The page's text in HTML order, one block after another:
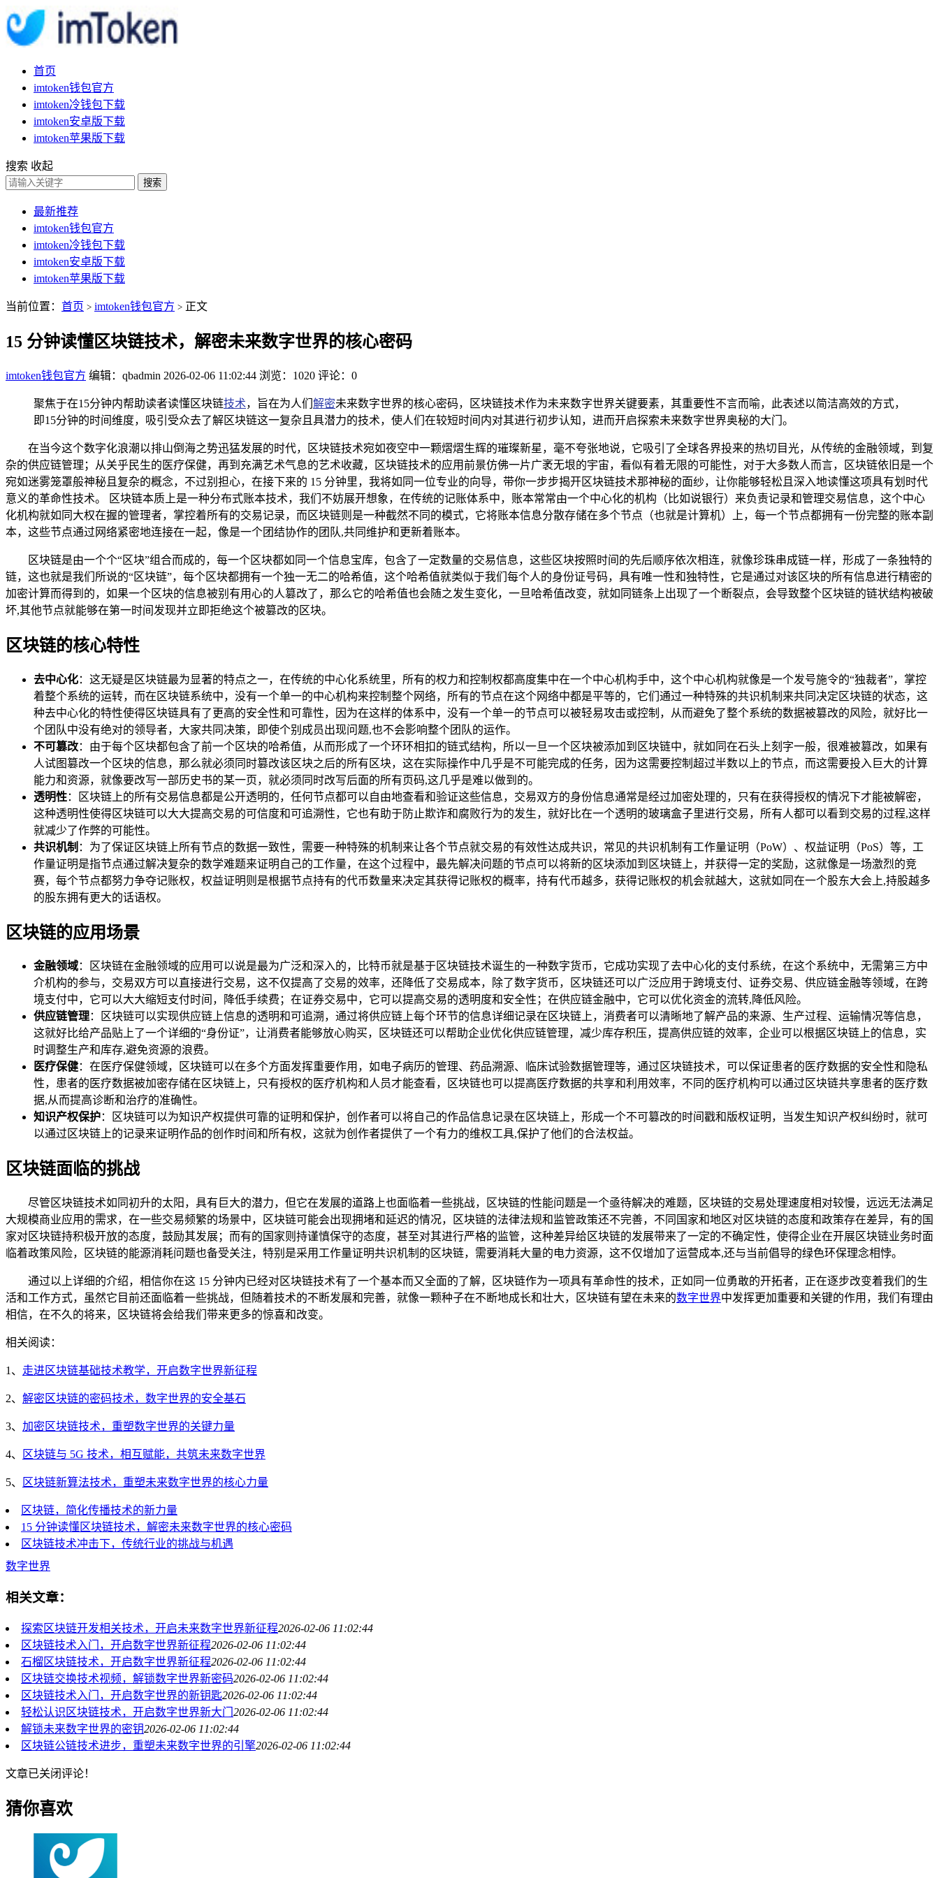
首页
imtoken钱包官方
imtoken冷钱包下载
imtoken安卓版下载
imtoken苹果版下载
搜索 收起
搜索
最新推荐
imtoken钱包官方
imtoken冷钱包下载
imtoken安卓版下载
imtoken苹果版下载
当前位置： 首页 > imtoken钱包官方 > 正文
15 分钟读懂区块链技术，解密未来数字世界的核心密码
imtoken钱包官方 编辑：qbadmin 2026-02-06 11:02:44 浏览：1020 评论：0
聚焦于在15分钟内帮助读者读懂区块链技术，旨在为人们 解密未来数字世界的核心密码，区块链技术作为未来数字世界关键要素，其重要性不言而喻，此表述以简洁高效的方式，
即15分钟的时间维度，吸引受众去了解区块链这一复杂且具潜力的技术，使人们在较短时间内对其进行初步认知，进而开启探索未来数字世界奥秘的大门。
在当今这个数字化浪潮以排山倒海之势迅猛发展的时代，区块链技术宛如夜空中一颗熠熠生辉的璀璨新星，毫不夸张地说，它吸引了全球各界投来的热切目光，从传统的金融领域，到复
杂的供应链管理；从关乎民生的医疗保健，再到充满艺术气息的艺术收藏，区块链技术的应用前景仿佛一片广袤无垠的宇宙，看似有着无限的可能性，对于大多数人而言，区块链依旧是一个
宛如迷雾笼罩般神秘且复杂的概念，不过别担心，在接下来的 15 分钟里，我将如同一位专业的向导，带你一步步揭开区块链技术那神秘的面纱，让你能够轻松且深入地读懂这项具有划时代
意义的革命性技术。 区块链本质上是一种分布式账本技术，我们不妨展开想象，在传统的记账体系中，账本常常由一个中心化的机构（比如说银行）来负责记录和管理交易信息，这个中心
化机构就如同大权在握的管理者，掌控着所有的交易记录，而区块链则是一种截然不同的模式，它将账本信息分散存储在多个节点（也就是计算机）上，每一个节点都拥有一份完整的账本副
本，这些节点通过网络紧密地连接在一起，像是一个团结协作的团队,共同维护和更新着账本。
区块链是由一个个“区块”组合而成的，每一个区块都如同一个信息宝库，包含了一定数量的交易信息，这些区块按照时间的先后顺序依次相连，就像珍珠串成链一样，形成了一条独特的
链，这也就是我们所说的“区块链”，每个区块都拥有一个独一无二的哈希值，这个哈希值就类似于我们每个人的身份证号码，具有唯一性和独特性，它是通过对该区块的所有信息进行精密的
加密计算而得到的，如果一个区块的信息被别有用心的人篡改了，那么它的哈希值也会随之发生变化，一旦哈希值改变，就如同链条上出现了一个断裂点，会导致整个区块链的链状结构被破
坏,其他节点就能够在第一时间发现并立即拒绝这个被篡改的区块。
区块链的核心特性
去中心化：这无疑是区块链最为显著的特点之一，在传统的中心化系统里，所有的权力和控制权都高度集中在一个中心机构手中，这个中心机构就像是一个发号施令的“独裁者”，掌控
着整个系统的运转，而在区块链系统中，没有一个单一的中心机构来控制整个网络，所有的节点在这个网络中都是平等的，它们通过一种特殊的共识机制来共同决定区块链的状态，这
种去中心化的特性使得区块链具有了更高的安全性和可靠性，因为在这样的体系中，没有一个单一的节点可以被轻易攻击或控制，从而避免了整个系统的数据被篡改的风险，就好比一
个团队中没有绝对的领导者，大家共同决策，即使个别成员出现问题,也不会影响整个团队的运作。
不可篡改：由于每个区块都包含了前一个区块的哈希值，从而形成了一个环环相扣的链式结构，所以一旦一个区块被添加到区块链中，就如同在石头上刻字一般，很难被篡改，如果有
人试图篡改一个区块的信息，那么就必须同时篡改该区块之后的所有区块，这在实际操作中几乎是不可能完成的任务，因为这需要控制超过半数以上的节点，而这需要投入巨大的计算
能力和资源，就像要改写一部历史书的某一页，就必须同时改写后面的所有页码,这几乎是难以做到的。
透明性：区块链上的所有交易信息都是公开透明的，任何节点都可以自由地查看和验证这些信息，交易双方的身份信息通常是经过加密处理的，只有在获得授权的情况下才能被解密，
这种透明性使得区块链可以大大提高交易的可信度和可追溯性，它也有助于防止欺诈和腐败行为的发生，就好比在一个透明的玻璃盒子里进行交易，所有人都可以看到交易的过程,这样
就减少了作弊的可能性。
共识机制 ：为了保证区块链上所有节点的数据一致性，需要一种特殊的机制来让各个节点就交易的有效性达成共识，常见的共识机制有工作量证明（PoW）、权益证明（PoS）等，工
作量证明是指节点通过解决复杂的数学难题来证明自己的工作量，在这个过程中，最先解决问题的节点可以将新的区块添加到区块链上，并获得一定的奖励，这就像是一场激烈的竞
赛，每个节点都努力争夺记账权，权益证明则是根据节点持有的代币数量来决定其获得记账权的概率，持有代币越多，获得记账权的机会就越大，这就如同在一个股东大会上,持股越多
的股东拥有更大的话语权。
区块链的应用场景
金融领域：区块链在金融领域的应用可以说是最为广泛和深入的，比特币就是基于区块链技术诞生的一种数字货币，它成功实现了去中心化的支付系统，在这个系统中，无需第三方中
介机构的参与，交易双方可以直接进行交易，这不仅提高了交易的效率，还降低了交易成本，除了数字货币，区块链还可以广泛应用于跨境支付、证券交易、供应链金融等领域，在跨
境支付中，它可以大大缩短支付时间，降低手续费；在证券交易中，它可以提高交易的透明度和安全性；在供应链金融中，它可以优化资金的流转,降低风险。
供应链管理：区块链可以实现供应链上信息的透明和可追溯，通过将供应链上每个环节的信息详细记录在区块链上，消费者可以清晰地了解产品的来源、生产过程、运输情况等信息，
这就好比给产品贴上了一个详细的“身份证”，让消费者能够放心购买，区块链还可以帮助企业优化供应链管理，减少库存积压，提高供应链的效率，企业可以根据区块链上的信息，实
时调整生产和库存,避免资源的浪费。
医疗保健：在医疗保健领域，区块链可以在多个方面发挥重要作用，如电子病历的管理、药品溯源、临床试验数据管理等，通过区块链技术，可以保证患者的医疗数据的安全性和隐私
性，患者的医疗数据被加密存储在区块链上，只有授权的医疗机构和人员才能查看，区块链也可以提高医疗数据的共享和利用效率，不同的医疗机构可以通过区块链共享患者的医疗数
据,从而提高诊断和治疗的准确性。
知识产权保护：区块链可以为知识产权提供可靠的证明和保护，创作者可以将自己的作品信息记录在区块链上，形成一个不可篡改的时间戳和版权证明，当发生知识产权纠纷时，就可
以通过区块链上的记录来证明作品的创作时间和所有权，这就为创作者提供了一个有力的维权工具,保护了他们的合法权益。
区块链面临的挑战
尽管区块链技术如同初升的太阳，具有巨大的潜力，但它在发展的道路上也面临着一些挑战，区块链的性能问题是一个亟待解决的难题，区块链的交易处理速度相对较慢，远远无法满足
大规模商业应用的需求，在一些交易频繁的场景中，区块链可能会出现拥堵和延迟的情况，区块链的法律法规和监管政策还不完善，不同国家和地区对区块链的态度和政策存在差异，有的国
家对区块链持积极开放的态度，鼓励其发展；而有的国家则持谨慎保守的态度，甚至对其进行严格的监管，这种差异给区块链的发展带来了一定的不确定性，使得企业在开展区块链业务时面
临着政策风险，区块链的能源消耗问题也备受关注，特别是采用工作量证明共识机制的区块链，需要消耗大量的电力资源，这不仅增加了运营成本,还与当前倡导的绿色环保理念相悖。
通过以上详细的介绍，相信你在这 15 分钟内已经对区块链技术有了一个基本而又全面的了解，区块链作为一项具有革命性的技术，正如同一位勇敢的开拓者，正在逐步改变着我们的生
活和工作方式，虽然它目前还面临着一些挑战，但随着技术的不断发展和完善，就像一颗种子在不断地成长和壮大，区块链有望在未来的数字世界中发挥更加重要和关键的作用，我们有理由
相信，在不久的将来，区块链将会给我们带来更多的惊喜和改变。
相关阅读：
1、 走进区块链基础技术教学，开启数字世界新征程
2、 解密区块链的密码技术，数字世界的安全基石
3、 加密区块链技术，重塑数字世界的关键力量
4、 区块链与 5G 技术，相互赋能，共筑未来数字世界
5、 区块链新算法技术，重塑未来数字世界的核心力量
区块链，简化传播技术的新力量
15 分钟读懂区块链技术，解密未来数字世界的核心密码
区块链技术冲击下，传统行业的挑战与机遇
数字世界
相关文章：
探索区块链开发相关技术，开启未来数字世界新征程2026-02-06 11:02:44
区块链技术入门，开启数字世界新征程2026-02-06 11:02:44
石榴区块链技术，开启数字世界新征程2026-02-06 11:02:44
区块链交换技术视频，解锁数字世界新密码2026-02-06 11:02:44
区块链技术入门，开启数字世界的新钥匙2026-02-06 11:02:44
轻松认识区块链技术，开启数字世界新大门 2026-02-06 11:02:44
解锁未来数字世界的密钥2026-02-06 11:02:44
区块链公链技术进步，重塑未来数字世界的引擎2026-02-06 11:02:44
文章已关闭评论！
猜你喜欢